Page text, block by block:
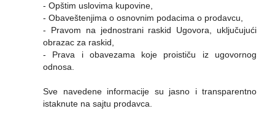
- Opštim uslovima kupovine,
- Obaveštenjima o osnovnim podacima o prodavcu,
- Pravom na jednostrani raskid Ugovora, uključujući
obrazac za raskid,
- Prava i obavezama koje proističu iz ugovornog
odnosa.
Sve navedene informacije su jasno i transparentno
istaknute na sajtu prodavca.